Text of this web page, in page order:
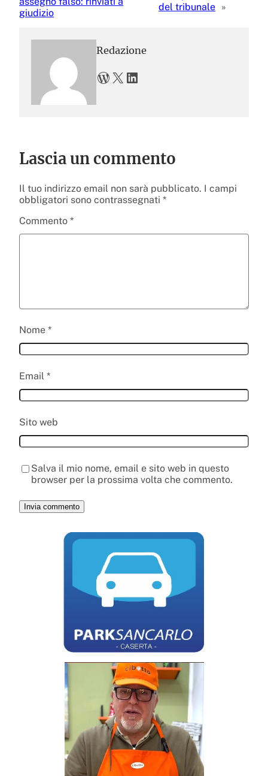
giudizio
del tribunale »
Redazione
WordPress X LinkedIn
Lascia un commento
Il tuo indirizzo email non sarà pubblicato. I campi
obbligatori sono contrassegnati *
Commento *
Nome *
Email *
Sito web
Salva il mio nome, email e sito web in questo
browser per la prossima volta che commento.